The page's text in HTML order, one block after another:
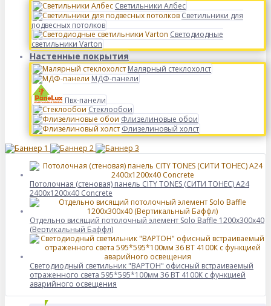
Светильники Албес
Светильники для
подвесных потолков
Светодиодные
светильники Varton
Настенные покрытия
Малярный стеклохолст
МДФ-панели
Пвх-панели
Стеклообои
Флизелиновые обои
Флизелиновый холст
Потолочная (стеновая) панель CITY TONES (CИТИ ТОНЕС) A24
2400x1200x40 Concrete
Отдельно висящий потолочный элемент Solo Baffle 1200x300x40
(Вертикальный Баффл)
Светодиодный светильник "ВАРТОН" офисный встраиваемый
отраженного света 595*595*100мм 36 ВТ 4100К с функцией
аварийного освещения